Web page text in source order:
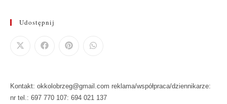
Udostępnij
Kontakt: okkolobrzeg@gmail.com reklama/współpraca/dziennikarze:
nr tel.: 697 770 107: 694 021 137